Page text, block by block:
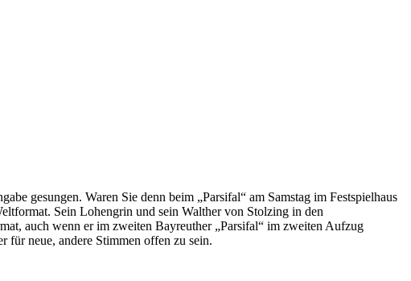
gesungen. Waren Sie denn beim „Parsifal“ am Samstag im Festspielhaus
Sein Lohengrin und sein Walther von Stolzing in den
auch wenn er im zweiten Bayreuther „Parsifal“ im zweiten Aufzug
für neue, andere Stimmen offen zu sein.